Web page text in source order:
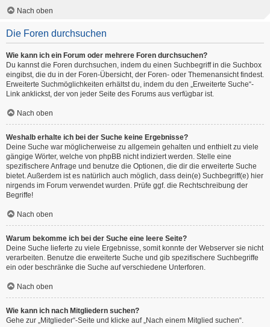
Nach oben
Die Foren durchsuchen
Wie kann ich ein Forum oder mehrere Foren durchsuchen?
Du kannst die Foren durchsuchen, indem du einen Suchbegriff in die Suchbox
eingibst, die du in der Foren-Übersicht, der Foren- oder Themenansicht findest.
Erweiterte Suchmöglichkeiten erhältst du, indem du den „Erweiterte Suche“-
Link anklickst, der von jeder Seite des Forums aus verfügbar ist.
Nach oben
Weshalb erhalte ich bei der Suche keine Ergebnisse?
Deine Suche war möglicherweise zu allgemein gehalten und enthielt zu viele
gängige Wörter, welche von phpBB nicht indiziert werden. Stelle eine
spezifischere Anfrage und benutze die Optionen, die dir die erweiterte Suche
bietet. Außerdem ist es natürlich auch möglich, dass dein(e) Suchbegriff(e) hier
nirgends im Forum verwendet wurden. Prüfe ggf. die Rechtschreibung der
Begriffe!
Nach oben
Warum bekomme ich bei der Suche eine leere Seite?
Deine Suche lieferte zu viele Ergebnisse, somit konnte der Webserver sie nicht
verarbeiten. Benutze die erweiterte Suche und gib spezifischere Suchbegriffe
ein oder beschränke die Suche auf verschiedene Unterforen.
Nach oben
Wie kann ich nach Mitgliedern suchen?
Gehe zur „Mitglieder“-Seite und klicke auf „Nach einem Mitglied suchen“.